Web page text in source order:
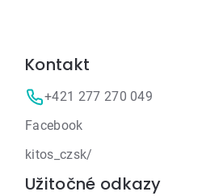
Kontakt
+421 277 270 049
Facebook
kitos_czsk/
Užitočné odkazy